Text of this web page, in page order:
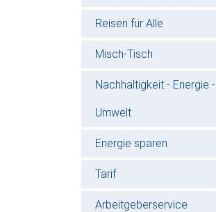
Reisen für Alle
Misch-Tisch
Nachhaltigkeit - Energie -
Umwelt
Energie sparen
Tarif
Arbeitgeberservice